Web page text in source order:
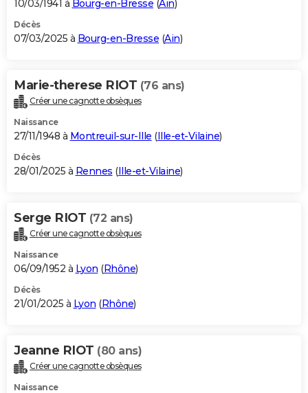
10/03/1941 à Bourg-en-Bresse (Ain)
Décès
07/03/2025 à Bourg-en-Bresse (Ain)
Marie-therese RIOT (76 ans)
Créer une cagnotte obsèques
Naissance
27/11/1948 à Montreuil-sur-Ille (Ille-et-Vilaine)
Décès
28/01/2025 à Rennes (Ille-et-Vilaine)
Serge RIOT (72 ans)
Créer une cagnotte obsèques
Naissance
06/09/1952 à Lyon (Rhône)
Décès
21/01/2025 à Lyon (Rhône)
Jeanne RIOT (80 ans)
Créer une cagnotte obsèques
Naissance